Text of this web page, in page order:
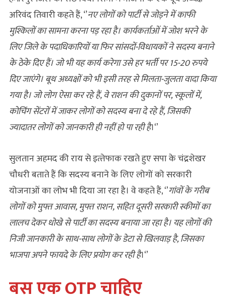
अरिवंद तिवारी कहते हैं, ‘’नए लोगों को पार्टी से जोड़ने में काफी
मुश्किलों का सामना करना पड़ रहा है। कार्यकर्ताओं में जोश भरने के
लिए जिले के पदाधिकारियों या फिर सांसदों-विधायकों ने सदस्य बनाने
के ठेके दिए हैं। जो भी यह कार्य करेगा उसे हर भर्ती पर 15-20 रुपये
दिए जाएंगे। बूथ अध्यक्षों को भी इसी तरह से मिलता-जुलता वादा किया
गया है। जो लोग ऐसा कर रहे हैं, वे राशन की दुकानों पर, स्कूलों में,
कोचिंग सेंटरों में जाकर लोगों को सदस्य बना दे रहे हैं, जिसकी
ज्यादातर लोगों को जानकारी ही नहीं हो पा रही है।‘’
सुलतान अहमद की राय से इत्‍तेफाक रखते हुए सपा के चंद्रशेखर
चौधरी बताते हैं कि सदस्‍य बनाने के लिए लोगों को सरकारी
योजनाओं का लोभ भी दिया जा रहा है। वे कहते हैं, ‘’गांवों के गरीब
लोगों को मुफ्त आवास, मुफ्त राशन, सहित दूसरी सरकारी स्कीमों का
लालच देकर धोखे से पार्टी का सदस्य बनाया जा रहा है। यह लोगों की
निजी जानकारी के साथ-साथ लोगों के डेटा से खिलवाड़ है, जिसका
भाजपा अपने फायदे के लिए प्रयोग कर रही है।‘’
बस एक OTP चाहिए